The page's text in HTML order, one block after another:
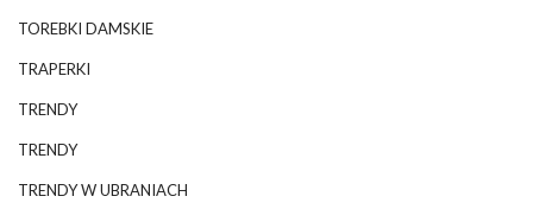
TOREBKI DAMSKIE
TRAPERKI
TRENDY
TRENDY
TRENDY W UBRANIACH